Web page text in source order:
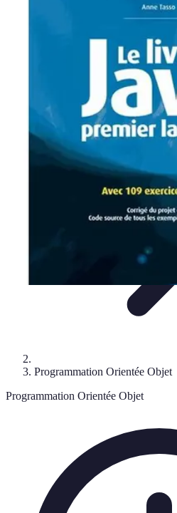
Tendances
Tutoriel Programmation
Programmation Orientée Objet
Programmation Orientée Objet